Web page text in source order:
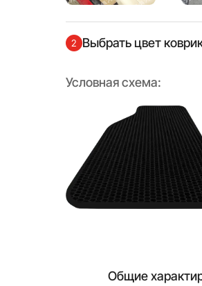
2 Выбрать цвет
Условная схема:
Общие